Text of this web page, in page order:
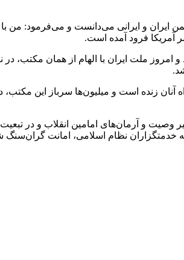
ایران و ایرانی می‌دانست و می‌فرمود: من‌
آمریکا فرود آمده است‌.
ملت ایران با الهام از همان مکتب، در
آنان زنده است و میلیون‌ها سرباز این
و آرمان‌های امامین انقلاب و در
همه خدمتگزاران نظام اسلامی، امانت